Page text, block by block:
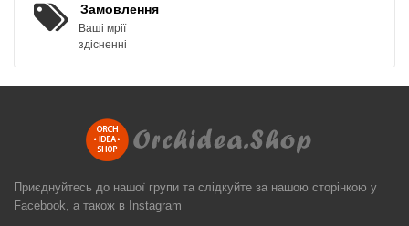
Замовлення
Ваші мрії
здісненні
Приєднуйтесь до нашої групи та слідкуйте за нашою сторінкою у
Facebook, а також в Instagram